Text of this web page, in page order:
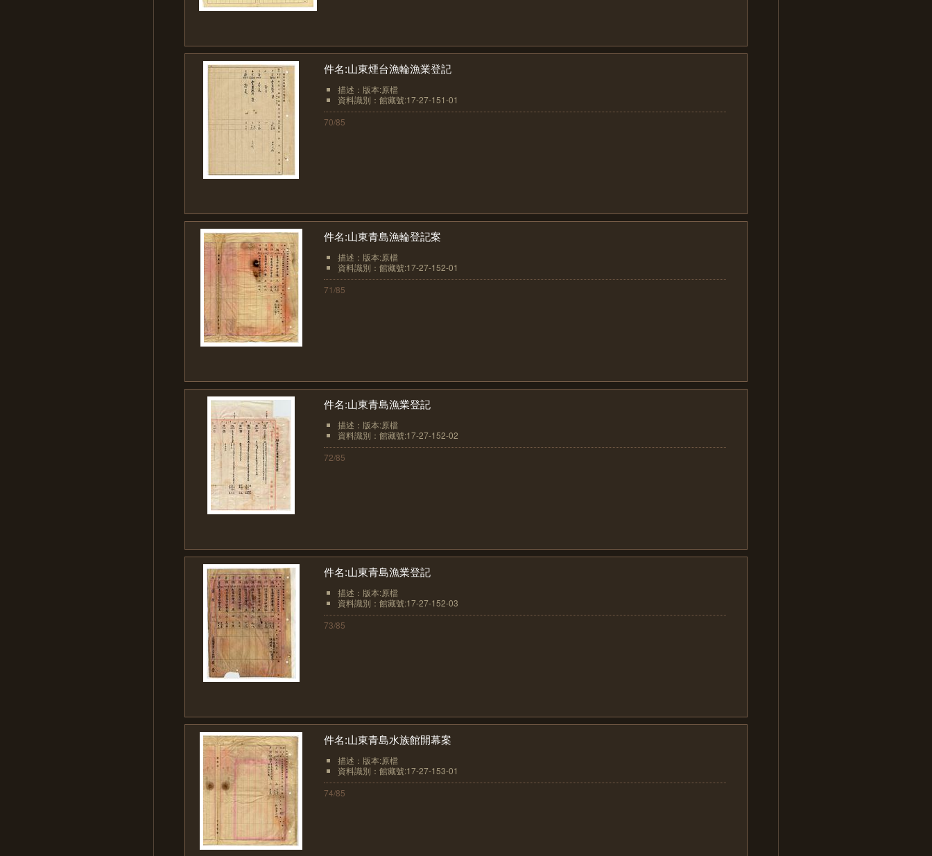
件名:山東煙台漁輪漁業登記
描述：版本:原檔
資料識別：館藏號:17-27-151-01
70/85
件名:山東青島漁輪登記案
描述：版本:原檔
資料識別：館藏號:17-27-152-01
71/85
件名:山東青島漁業登記
描述：版本:原檔
資料識別：館藏號:17-27-152-02
72/85
件名:山東青島漁業登記
描述：版本:原檔
資料識別：館藏號:17-27-152-03
73/85
件名:山東青島水族館開幕案
描述：版本:原檔
資料識別：館藏號:17-27-153-01
74/85